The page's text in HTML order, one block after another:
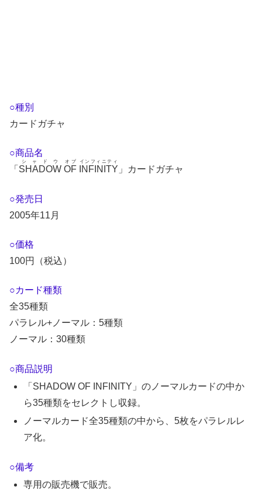
○種別
カードガチャ
○商品名
「 SHADOW
シャドウ
OF
オブ
INFINITY
インフィニティ
」カードガチャ
○発売日
2005年11月
○価格
100円（税込）
○カード種類
全35種類
パラレル+ノーマル：5種類
ノーマル：30種類
○商品説明
「SHADOW OF INFINITY」のノーマルカードの中か
ら35種類をセレクトし収録。
ノーマルカード全35種類の中から、5枚をパラレルレ
ア化。
○備考
専用の販売機で販売。